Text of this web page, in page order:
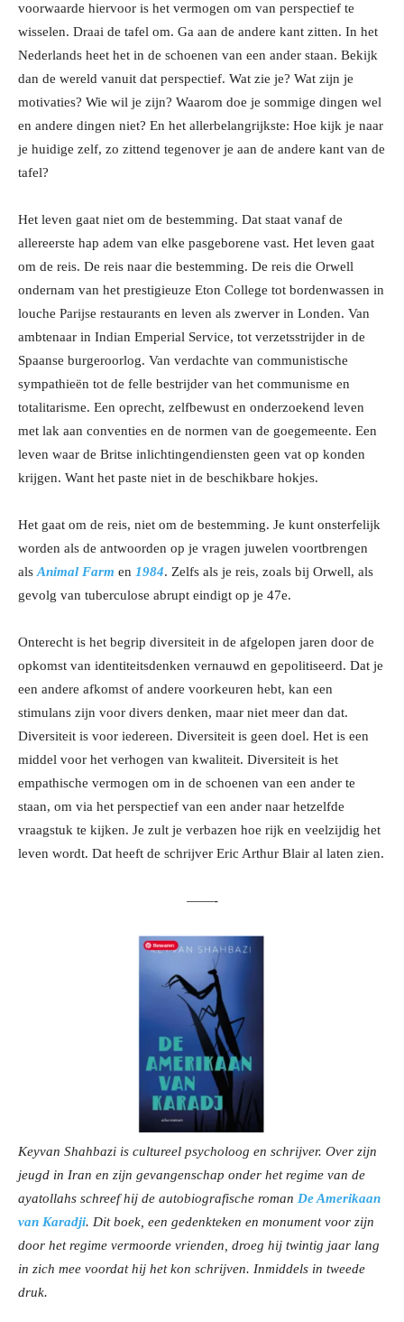
voorwaarde hiervoor is het vermogen om van perspectief te
wisselen. Draai de tafel om. Ga aan de andere kant zitten. In het
Nederlands heet het in de schoenen van een ander staan. Bekijk
dan de wereld vanuit dat perspectief. Wat zie je? Wat zijn je
motivaties? Wie wil je zijn? Waarom doe je sommige dingen wel
en andere dingen niet? En het allerbelangrijkste: Hoe kijk je naar
je huidige zelf, zo zittend tegenover je aan de andere kant van de
tafel?
Het leven gaat niet om de bestemming. Dat staat vanaf de
allereerste hap adem van elke pasgeborene vast. Het leven gaat
om de reis. De reis naar die bestemming. De reis die Orwell
ondernam van het prestigieuze Eton College tot bordenwassen in
louche Parijse restaurants en leven als zwerver in Londen. Van
ambtenaar in Indian Emperial Service, tot verzetsstrijder in de
Spaanse burgeroorlog. Van verdachte van communistische
sympathieën tot de felle bestrijder van het communisme en
totalitarisme. Een oprecht, zelfbewust en onderzoekend leven
met lak aan conventies en de normen van de goegemeente. Een
leven waar de Britse inlichtingendiensten geen vat op konden
krijgen. Want het paste niet in de beschikbare hokjes.
Het gaat om de reis, niet om de bestemming. Je kunt onsterfelijk
worden als de antwoorden op je vragen juwelen voortbrengen
alsAnimal Farm en 1984. Zelfs als je reis, zoals bij Orwell, als
gevolg van tuberculose abrupt eindigt op je 47e.
Onterecht is het begrip diversiteit in de afgelopen jaren door de
opkomst van identiteitsdenken vernauwd en gepolitiseerd. Dat je
een andere afkomst of andere voorkeuren hebt, kan een
stimulans zijn voor divers denken, maar niet meer dan dat.
Diversiteit is voor iedereen. Diversiteit is geen doel. Het is een
middel voor het verhogen van kwaliteit. Diversiteit is het
empathische vermogen om in de schoenen van een ander te
staan, om via het perspectief van een ander naar hetzelfde
vraagstuk te kijken. Je zult je verbazen hoe rijk en veelzijdig het
leven wordt. Dat heeft de schrijver Eric Arthur Blair al laten zien.
——-
Keyvan Shahbazi is cultureel psycholoog en schrijver. Over zijn
jeugd in Iran en zijn gevangenschap onder het regime van de
ayatollahs schreef hij de autobiografische roman De Amerikaan
van Karadji. Dit boek, een gedenkteken en monument voor zijn
door het regime vermoorde vrienden, droeg hij twintig jaar lang
in zich mee voordat hij het kon schrijven. Inmiddels in tweede
druk.